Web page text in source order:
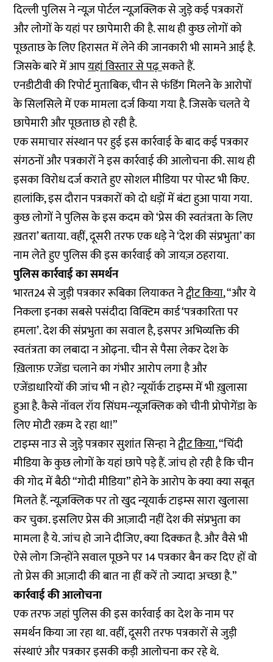
दिल्ली पुलिस ने न्यूज़ पोर्टल न्यूज़क्लिक से जुड़े कई पत्रकारों
और लोगों के यहां पर छापेमारी की है. साथ ही कुछ लोगों को
पूछताछ के लिए हिरासत में लेने की जानकारी भी सामने आई है.
जिसके बारे में आपयहां विस्तार से पढ़सकते हैं.
एनडीटीवी कीरिपोर्टमुताबिक, चीन से फंडिंग मिलने के आरोपों
के सिलसिले में एक मामला दर्ज किया गया है. जिसके चलते ये
छापेमारी और पूछताछ हो रही है.
एक समाचार संस्थान पर हुई इस कार्रवाई के बाद कई पत्रकार
संगठनों और पत्रकारों ने इस कार्रवाई की आलोचना की. साथ ही
इसका विरोध दर्ज कराते हुए सोशल मीडिया पर पोस्ट भी किए.
हालांकि, इस दौरान पत्रकारों को दो धड़ों में बंटा हुआ पाया गया.
कुछ लोगों ने पुलिस के इस कदम को ‘प्रेस की स्वतंत्रता के लिए
ख़तरा’ बताया. वहीं, दूसरी तरफ एक धड़े ने ‘देश की संप्रभुता’ का
नाम लेते हुए पुलिस की इस कार्रवाई को जायज़ ठहराया.
पुलिस कार्रवाई का समर्थन
भारत24 से जुड़ी पत्रकार रूबिका लियाकत नेट्वीट किया, “और ये
निकला इनका सबसे पसंदीदा विक्टिम कार्ड ‘पत्रकारिता पर
हमला’. देश की संप्रभुता का सवाल है, इसपर अभिव्यक्ति की
स्वतंत्रता का लबादा न ओढ़ना. चीन से पैसा लेकर देश के
ख़िलाफ़ एजेंडा चलाने का गंभीर आरोप लगा है और
एजेंडाधारियों की जांच भी न हो? न्यूयॉर्क टाइम्स में भी ख़ुलासा
हुआ है. कैसे नॉवल रॉय सिंघम-न्यूज़क्लिक को चीनी प्रोपोगेंडा के
लिए मोटी रक़म दे रहा था!”
टाइम्स नाउ से जुड़े पत्रकार सुशांत सिन्हा नेट्वीट किया, “चिंदी
मीडिया के कुछ लोगों के यहां छापे पड़े हैं. जांच हो रही है कि चीन
की गोद में बैठी “गोदी मीडिया” होने के आरोप के क्या क्या सबूत
मिलते हैं. न्यूज़क्लिक पर तो खुद न्यूयार्क टाइम्स सारा खुलासा
कर चुका. इसलिए प्रेस की आज़ादी नहीं देश की संप्रभुता का
मामला है ये. जांच हो जाने दीजिए, क्या दिक्कत है. और वैसे भी
ऐसे लोग जिन्होंने सवाल पूछने पर 14 पत्रकार बैन कर दिए हों वो
तो प्रेस की आज़ादी की बात ना हीं करें तो ज्यादा अच्छा है.”
कार्रवाई की आलोचना
एक तरफ जहां पुलिस की इस कार्रवाई का देश के नाम पर
समर्थन किया जा रहा था. वहीं, दूसरी तरफ पत्रकारों से जुड़ी
संस्थाएं और पत्रकार इसकी कड़ी आलोचना कर रहे थे.